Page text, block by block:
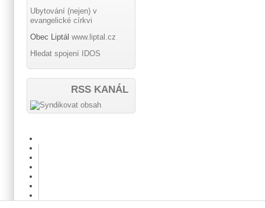
Ubytování (nejen) v
evangelické církvi
Obec Liptál www.liptal.cz
Hledat spojení IDOS
RSS KANÁL